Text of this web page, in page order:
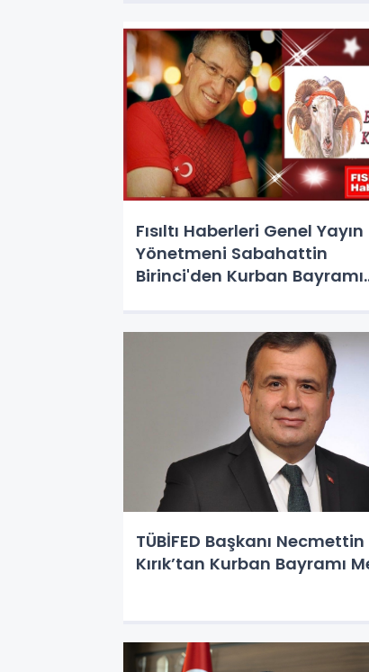
Fısıltı Haberleri Genel Yayın
Yönetmeni Sabahattin
Birinci'den Kurban Bayramı
TÜBİFED Başkanı Necmettin
Kırık’tan Kurban Bayramı